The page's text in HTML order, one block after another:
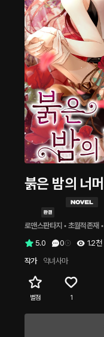
붉은 밤의 너머
로맨스판타지 • 초월적존재 •
5.0
0
1.2천
작가
악녀사마
별점 1